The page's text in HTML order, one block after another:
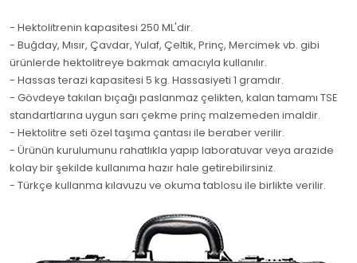
- Hektolitrenin kapasitesi 250 ML'dir.
- Buğday, Mısır, Çavdar, Yulaf, Çeltik, Prinç, Mercimek vb. gibi
ürünlerde hektolitreye bakmak amacıyla kullanılır.
- Hassas terazi kapasitesi 5 kg. Hassasiyeti 1 gramdır.
- Gövdeye takılan bıçağı paslanmaz çelikten, kalan tamamı TSE
standartlarına uygun sarı çekme prinç malzemeden imaldir.
- Hektolitre seti özel taşıma çantası ile beraber verilir.
- Ürünün kurulumunu rahatlıkla yapıp laboratuvar veya arazide
kolay bir şekilde kullanıma hazır hale getirebilirsiniz.
- Türkçe kullanma kılavuzu ve okuma tablosu ile birlikte verilir.